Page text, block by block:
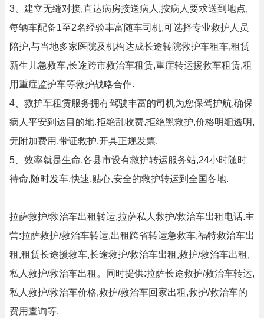
3、建立无缝对接,直达病房接送病人,按病人要求送到地点,
每辆车配备1至2名经验丰富随车司机,可选择专业救护人员
陪护,与当地多家医院及机构达成长途转院救护车租车,租赁
新生儿急救车,长途跨市救治车租赁,重症转运援救车租赁,租
用重症监护车等救护战略合作.
4、救护车租赁服务拥有驾驶丰富的司机为您保驾护航,确保
病人平安到达目的地.拒绝乱收费,拒绝黑救护,价格明细透明,
无附加费用,带证救护,开具正规发票.
5、效率就是生命,各县市设有救护转运服务站,24小时随时
待命,随时发车,快速,贴心,安全的救护转运到全国各地.
拉萨救护/救治车出租转运,拉萨私人救护/救治车出租电话.主
营:拉萨救护/救治车转运,出租跨省转运急救车,福特救治车出
租,租赁长途援救车,长途救护/救治车出租,救护/救治车出租,
私人救护/救治车出租。同时提供:拉萨长途救护/救治车转运,
私人救护/救治车价格,救护/救治车回家出租,救护/救治车的
费用查询等.